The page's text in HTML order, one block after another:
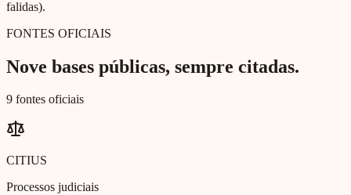
falidas).
FONTES OFICIAIS
Nove bases públicas, sempre citadas.
9 fontes oficiais
CITIUS
Processos judiciais